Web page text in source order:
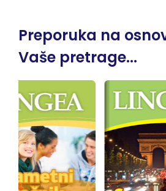
Preporuka na
Vaše pretrage...